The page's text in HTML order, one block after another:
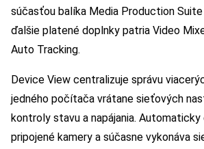
súčasťou balíka Media Production
ďalšie platené doplnky patria Video
Auto Tracking.
Device View centralizuje správu
jedného počítača vrátane sieťových
kontroly stavu a napájania.
pripojené kamery a súčasne vykonáva